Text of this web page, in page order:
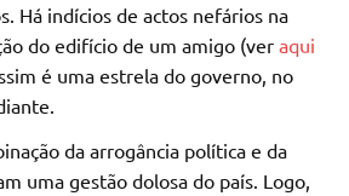
Há indícios de actos nefários na
do edifício de um amigo (ver aqui
é uma estrela do governo, no
da arrogância política e da
uma gestão dolosa do país. Logo,